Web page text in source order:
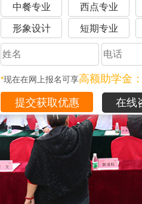
中餐专业 西点专业
形象设计 短期专业
*现在在网上报名可享高额助学金
在线